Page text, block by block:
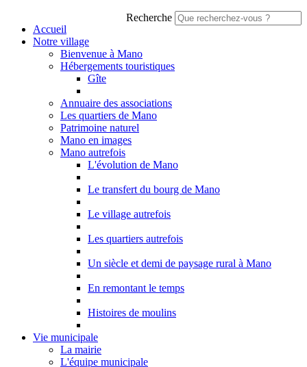
Recherche
Accueil
Notre village
Bienvenue à Mano
Hébergements touristiques
Gîte
Annuaire des associations
Les quartiers de Mano
Patrimoine naturel
Mano en images
Mano autrefois
L'évolution de Mano
Le transfert du bourg de Mano
Le village autrefois
Les quartiers autrefois
Un siècle et demi de paysage rural à Mano
En remontant le temps
Histoires de moulins
Vie municipale
La mairie
L'équipe municipale